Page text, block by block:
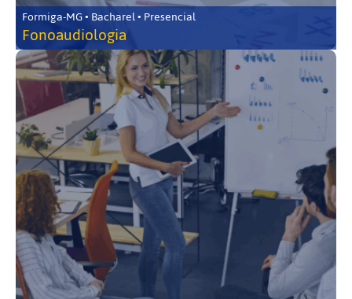
Formiga-MG • Bacharel • Presencial
Fonoaudiologia